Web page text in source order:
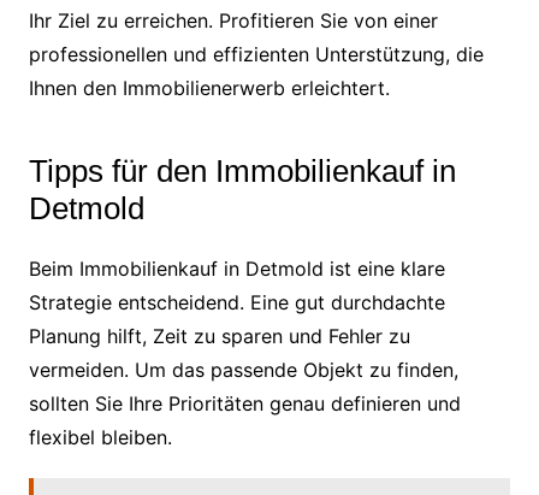
Ihr Ziel zu erreichen. Profitieren Sie von einer
professionellen und effizienten Unterstützung, die
Ihnen den Immobilienerwerb erleichtert.
Tipps für den Immobilienkauf in
Detmold
Beim Immobilienkauf in Detmold ist eine klare
Strategie entscheidend. Eine gut durchdachte
Planung hilft, Zeit zu sparen und Fehler zu
vermeiden. Um das passende Objekt zu finden,
sollten Sie Ihre Prioritäten genau definieren und
flexibel bleiben.